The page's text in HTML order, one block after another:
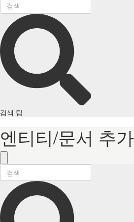
검색 팁
엔티티/문서 추가